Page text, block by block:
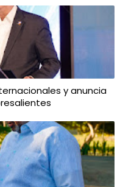
y anuncia